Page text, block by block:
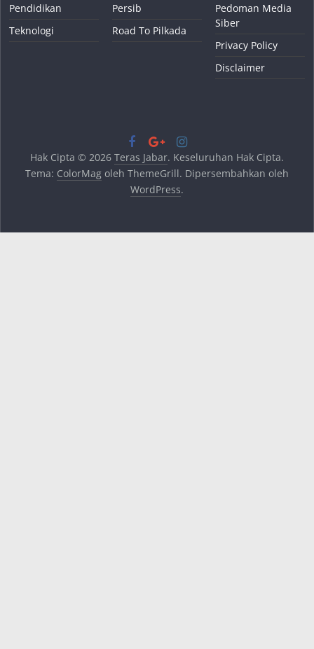
Pendidikan
Teknologi
Persib
Road To Pilkada
Pedoman Media
Siber
Privacy Policy
Disclaimer
Hak Cipta © 2026 Teras Jabar. Keseluruhan Hak Cipta.
Tema: ColorMagoleh ThemeGrill. Dipersembahkan oleh
WordPress.